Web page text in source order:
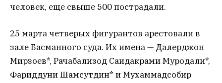
человек, еще свыше 500 пострадали.
25 марта четверых фигурантов арестовали в
зале Басманного суда. Их имена — Далерджон
Мирзоев*, Рачабализод Саидакрами Муродали*,
Фариддуни Шамсутдин* и Мухаммадсобир